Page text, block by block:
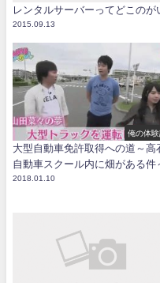
レンタルサーバーってどこのが
2015.09.13
俺の体験
大型自動車免許取得への道～高
自動車スクール内に畑がある件
2018.01.10